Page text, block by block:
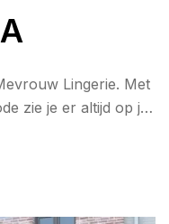
Lingerie. Met
zie je er altijd op je
voor professioneel
setjes.